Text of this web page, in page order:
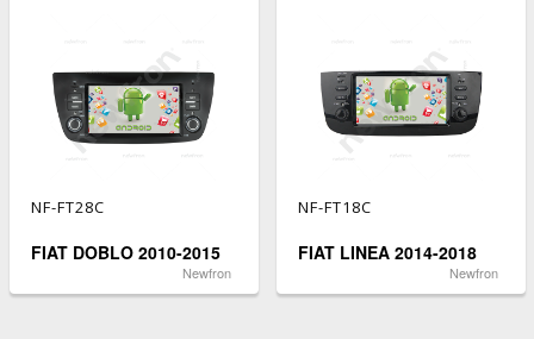
NF-FT28C
FIAT DOBLO 2010-2015
Newfron
NF-FT18C
FIAT LINEA 2014-2018
Newfron